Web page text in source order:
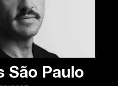
São Paulo